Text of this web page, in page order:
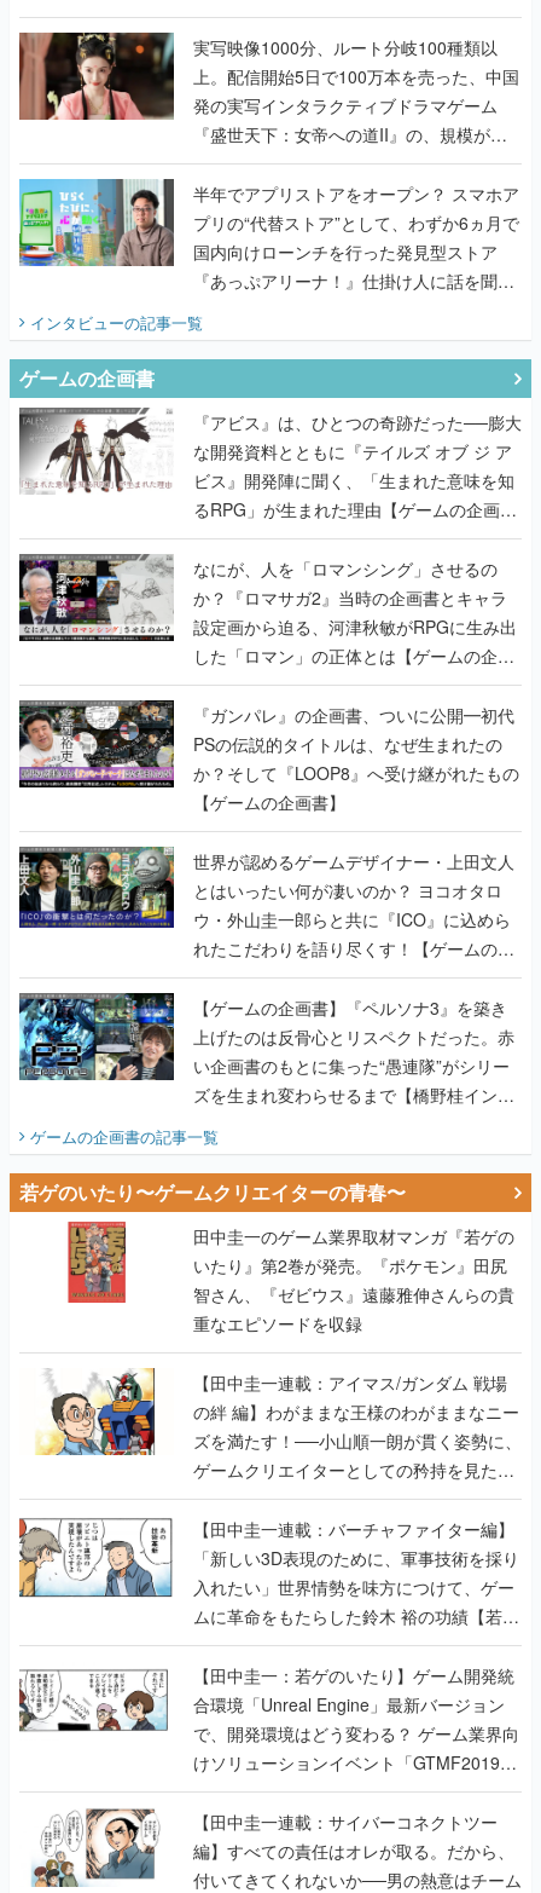
『TATSUJIN EXTREME』で初タッグを組
んだレジェンド2人に訊く開発秘話
実写映像1000分、ルート分岐100種類以
上。配信開始5日で100万本を売った、中国
発の実写インタラクティブドラマゲーム
『盛世天下：女帝への道II』の、規模が違
うこだわりをプロデューサーに聞いた
半年でアプリストアをオープン？ スマホア
プリの“代替ストア”として、わずか6ヵ月で
国内向けローンチを行った発見型ストア
『あっぷアリーナ！』仕掛け人に話を聞い
インタビューの記事一覧
ゲームの企画書
『アビス』は、ひとつの奇跡だった──膨大
な開発資料とともに『テイルズ オブ ジ ア
ビス』開発陣に聞く、「生まれた意味を知
るRPG」が生まれた理由【ゲームの企画
書】
なにが、人を「ロマンシング」させるの
か？『ロマサガ2』当時の企画書とキャラ
設定画から迫る、河津秋敏がRPGに生み出
した「ロマン」の正体とは【ゲームの企画
書】
『ガンパレ』の企画書、ついに公開━初代
PSの伝説的タイトルは、なぜ生まれたの
か？そして『LOOP8』へ受け継がれたもの
【ゲームの企画書】
世界が認めるゲームデザイナー・上田文人
とはいったい何が凄いのか？ ヨコオタロ
ウ・外山圭一郎らと共に『ICO』に込めら
れたこだわりを語り尽くす！【ゲームの企
画書】
【ゲームの企画書】『ペルソナ3』を築き
上げたのは反骨心とリスペクトだった。赤
い企画書のもとに集った“愚連隊”がシリー
ズを生まれ変わらせるまで【橋野桂インタ
ゲームの企画書の記事一覧
若ゲのいたり〜ゲームクリエイターの青春〜
田中圭一のゲーム業界取材マンガ『若ゲの
いたり』第2巻が発売。『ポケモン』田尻
智さん、『ゼビウス』遠藤雅伸さんらの貴
重なエピソードを収録
【田中圭一連載：アイマス/ガンダム 戦場
の絆 編】わがままな王様のわがままなニー
ズを満たす！──小山順一朗が貫く姿勢に、
ゲームクリエイターとしての矜持を見た
【若ゲのいたり最終回】
【田中圭一連載：バーチャファイター編】
「新しい3D表現のために、軍事技術を採り
入れたい」世界情勢を味方につけて、ゲー
ムに革命をもたらした鈴木 裕の功績【若ゲ
のいたり】
【田中圭一：若ゲのいたり】ゲーム開発統
合環境「Unreal Engine」最新バージョン
で、開発環境はどう変わる？ ゲーム業界向
けソリューションイベント「GTMF2019」
に行って、より理解を深めよう【PR】
【田中圭一連載：サイバーコネクトツー
編】すべての責任はオレが取る。だから、
付いてきてくれないか──男の熱意はチーム